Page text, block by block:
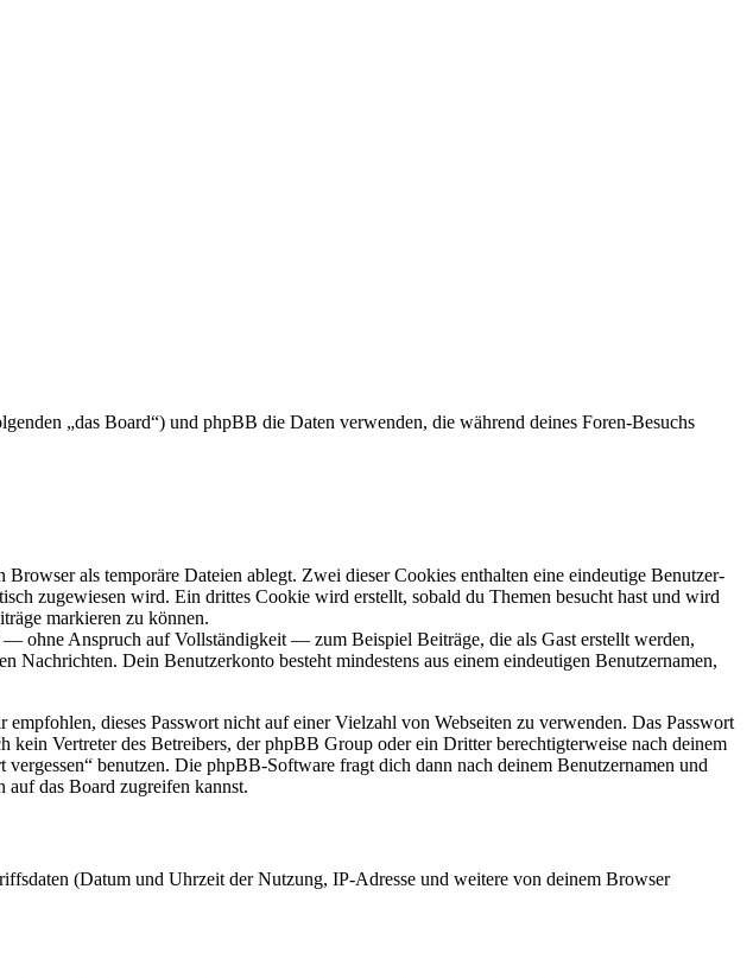
„das Board“) und phpBB die Daten verwenden, die während deines Foren-Besuchs
als temporäre Dateien ablegt. Zwei dieser Cookies enthalten eine eindeutige Benutzer-
zugewiesen wird. Ein drittes Cookie wird erstellt, sobald du Themen besucht hast und wird
markieren zu können.
ohne Anspruch auf Vollständigkeit — zum Beispiel Beiträge, die als Gast erstellt werden,
Dein Benutzerkonto besteht mindestens aus einem eindeutigen Benutzernamen,
dieses Passwort nicht auf einer Vielzahl von Webseiten zu verwenden. Das Passwort
Vertreter des Betreibers, der phpBB Group oder ein Dritter berechtigterweise nach deinem
benutzen. Die phpBB-Software fragt dich dann nach deinem Benutzernamen und
auf das Board zugreifen kannst.
(Datum und Uhrzeit der Nutzung, IP-Adresse und weitere von deinem Browser